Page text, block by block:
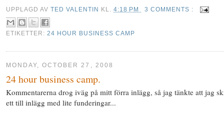
UPPLAGD AVTED VALENTIN KL.4:18 PM 3 COMMENTS :
ETIKETTER:24 HOUR BUSINESS CAMP
MONDAY, OCTOBER 27, 2008
24 hour business camp.
Kommentarerna drog iväg på mitt förra inlägg, så jag tänkte att jag
ett till inlägg med lite funderingar...